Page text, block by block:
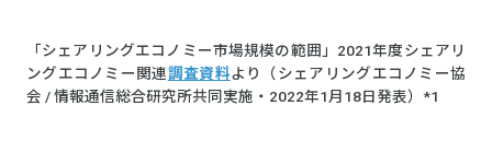
「シェアリングエコノミー市場規模の範囲」2021年度シェアリ
ングエコノミー関連調査資料より（シェアリングエコノミー協
会 / 情報通信総合研究所共同実施・2022年1⽉18⽇発表）*1